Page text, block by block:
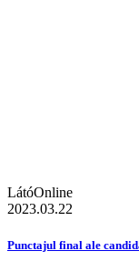
LátóOnline
2023.03.22
Punctajul final ale